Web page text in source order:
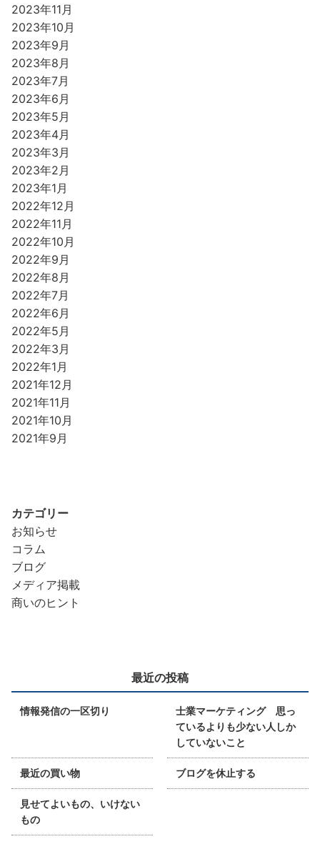
2023年11月
2023年10月
2023年9月
2023年8月
2023年7月
2023年6月
2023年5月
2023年4月
2023年3月
2023年2月
2023年1月
2022年12月
2022年11月
2022年10月
2022年9月
2022年8月
2022年7月
2022年6月
2022年5月
2022年3月
2022年1月
2021年12月
2021年11月
2021年10月
2021年9月
カテゴリー
お知らせ
コラム
ブログ
メディア掲載
商いのヒント
最近の投稿
情報発信の一区切り
士業マーケティング 思っ
ているよりも少ない人しか
していないこと
最近の買い物 ブログを休止する
見せてよいもの、いけない
もの